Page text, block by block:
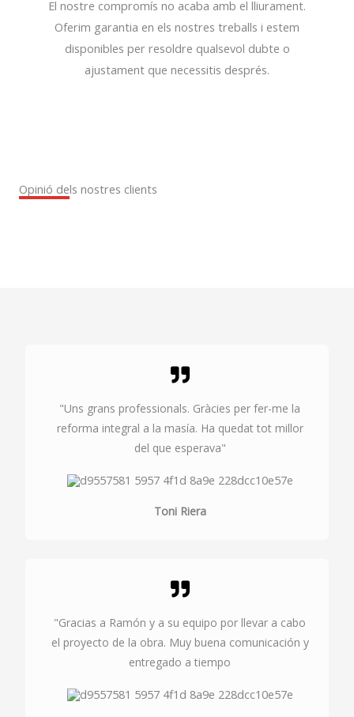
El nostre compromís no acaba amb el lliurament.
Oferim garantia en els nostres treballs i estem
disponibles per resoldre qualsevol dubte o
ajustament que necessitis després.
Opinió dels nostres clients
"Uns grans professionals. Gràcies per fer-me la
reforma integral a la masía. Ha quedat tot millor
del que esperava"
Toni Riera
"Gracias a Ramón y a su equipo por llevar a cabo
el proyecto de la obra. Muy buena comunicación y
entregado a tiempo